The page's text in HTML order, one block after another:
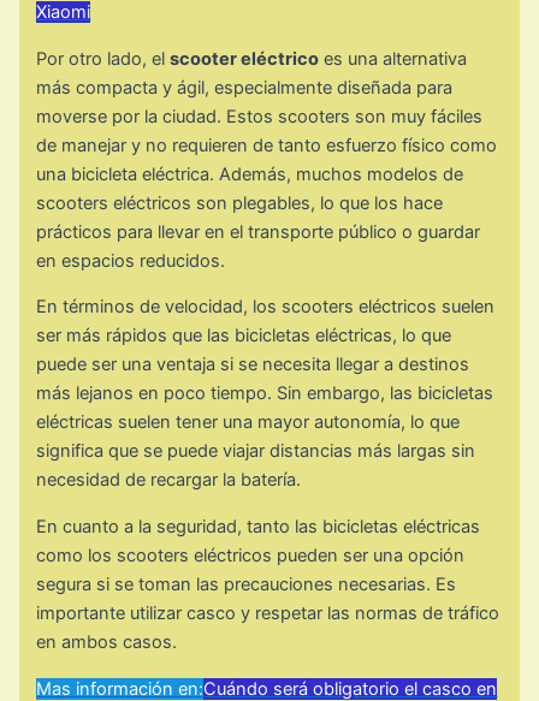
Xiaomi
Por otro lado, elscooter eléctrico es una alternativa
más compacta y ágil, especialmente diseñada para
moverse por la ciudad. Estos scooters son muy fáciles
de manejar y no requieren de tanto esfuerzo físico como
una bicicleta eléctrica. Además, muchos modelos de
scooters eléctricos son plegables, lo que los hace
prácticos para llevar en el transporte público o guardar
en espacios reducidos.
En términos de velocidad, los scooters eléctricos suelen
ser más rápidos que las bicicletas eléctricas, lo que
puede ser una ventaja si se necesita llegar a destinos
más lejanos en poco tiempo. Sin embargo, las bicicletas
eléctricas suelen tener una mayor autonomía, lo que
significa que se puede viajar distancias más largas sin
necesidad de recargar la batería.
En cuanto a la seguridad, tanto las bicicletas eléctricas
como los scooters eléctricos pueden ser una opción
segura si se toman las precauciones necesarias. Es
importante utilizar casco y respetar las normas de tráfico
en ambos casos.
Mas información en:Cuándo será obligatorio el casco en